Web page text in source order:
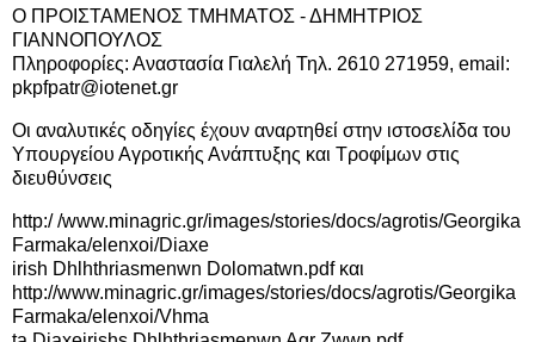
Ο ΠΡΟΙΣΤΑΜΕΝΟΣ ΤΜΗΜΑΤΟΣ - ΔΗΜΗΤΡΙΟΣ
ΓΙΑΝΝΟΠΟΥΛΟΣ
Πληροφορίες: Αναστασία Γιαλελή Τηλ. 2610 271959, email:
pkpfpatr@iotenet.gr
Οι αναλυτικές οδηγίες έχουν αναρτηθεί στην ιστοσελίδα του
Υπουργείου Αγροτικής Ανάπτυξης και Τροφίμων στις
διευθύνσεις
http:/ /www.minagric.gr/images/stories/docs/agrotis/Georgika
Farmaka/elenxoi/Diaxe
irish Dhlhthriasmenwn Dolomatwn.pdf και
http://www.minagric.gr/images/stories/docs/agrotis/Georgika
Farmaka/elenxoi/Vhma